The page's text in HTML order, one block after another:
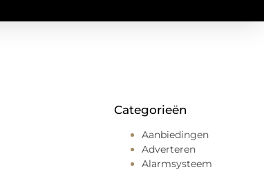
Categorieën
Aanbiedingen
Adverteren
Alarmsysteem